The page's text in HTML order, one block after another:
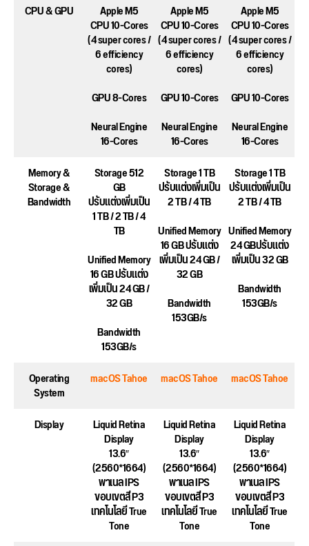
CPU & GPU Apple M5
CPU 10-Cores
(4 super cores /
6 efficiency
cores)
GPU 8-Cores
Neural Engine
16-Cores
Apple M5
CPU 10-Cores
(4 super cores /
6 efficiency
cores)
GPU 10-Cores
Neural Engine
16-Cores
Apple M5
CPU 10-Cores
(4 super cores /
6 efficiency
cores)
GPU 10-Cores
Neural Engine
16-Cores
Memory &
Storage &
Bandwidth
Storage 512
GB
ปรับแต่งเพิ่มเป็น
1 TB / 2 TB / 4
TB
Unified Memory
16 GB ปรับแต่ง
เพิ่มเป็น 24 GB /
32 GB
Bandwidth
153GB/s
Storage 1 TB
ปรับแต่งเพิ่มเป็น
2 TB / 4 TB
Unified Memory
16 GB ปรับแต่ง
เพิ่มเป็น 24 GB /
32 GB
Bandwidth
153GB/s
Storage 1 TB
ปรับแต่งเพิ่มเป็น
2 TB / 4 TB
Unified Memory
24 GBปรับแต่ง
เพิ่มเป็น 32 GB
Bandwidth
153GB/s
Operating
System
macOS Tahoe macOS Tahoe macOS Tahoe
Display Liquid Retina
Display
13.6″
(2560*1664)
พาเนล IPS
ขอบเขตสี P3
เทคโนโลยี True
Tone
Liquid Retina
Display
13.6″
(2560*1664)
พาเนล IPS
ขอบเขตสี P3
เทคโนโลยี True
Tone
Liquid Retina
Display
13.6″
(2560*1664)
พาเนล IPS
ขอบเขตสี P3
เทคโนโลยี True
Tone